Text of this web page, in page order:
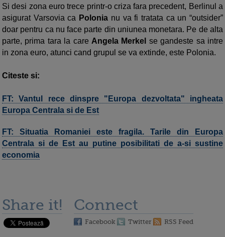
Si desi zona euro trece printr-o criza fara precedent, Berlinul a
asigurat Varsovia ca Polonia nu va fi tratata ca un “outsider”
doar pentru ca nu face parte din uniunea monetara. Pe de alta
parte, prima tara la care Angela Merkel se gandeste sa intre
in zona euro, atunci cand grupul se va extinde, este Polonia.
Citeste si:
FT: Vantul rece dinspre "Europa dezvoltata" ingheata
Europa Centrala si de Est
FT: Situatia Romaniei este fragila. Tarile din Europa
Centrala si de Est au putine posibilitati de a-si sustine
economia
Share it! Connect
Facebook Twitter RSS Feed